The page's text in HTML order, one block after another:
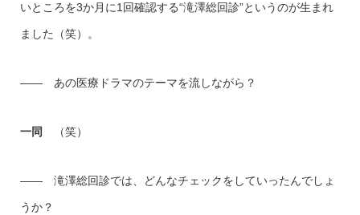
いところを3か月に1回確認する“滝澤総回診”というのが生まれ
ました（笑）。
―― あの医療ドラマのテーマを流しながら？
一同 （笑）
―― 滝澤総回診では、どんなチェックをしていったんでしょ
うか？